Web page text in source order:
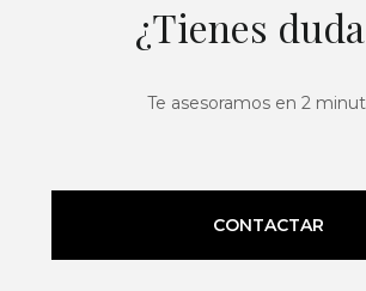
¿Tienes
Te asesoramos en 2
CONTACTAR